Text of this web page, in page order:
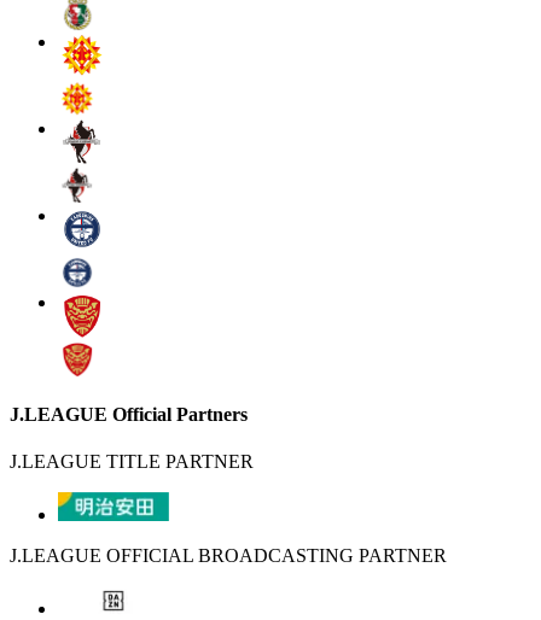
J.LEAGUE Official Partners
J.LEAGUE TITLE PARTNER
J.LEAGUE OFFICIAL BROADCASTING PARTNER